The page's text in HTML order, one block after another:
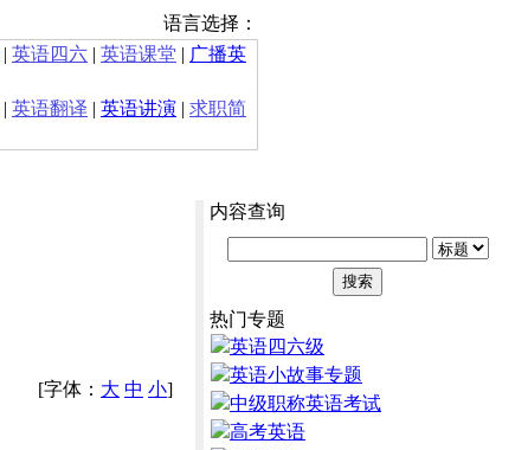
语言选择：
| 英语四六 | 英语课堂 | 广播英
| 英语翻译 | 英语讲演 | 求职简
[字体： 大 中 小]
内容查询
热门专题
英语四六级
英语小故事专题
中级职称英语考试
高考英语